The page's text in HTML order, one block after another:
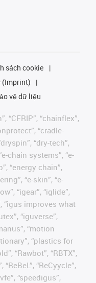
sách cookie
(Imprint)
vệ dữ liệu
“CFRIP”, “chainflex”,
“cradle-
“dry-tech”,
chain systems”, “e-
“energy chain”,
“e-skin”, “e-
“igear”, “iglide”,
“igus improves what
“iguverse”,
“motion
“plastics for
“Rawbot”, “RBTX”,
“ReBeL”, “ReCyycle”,
“speedigus”,